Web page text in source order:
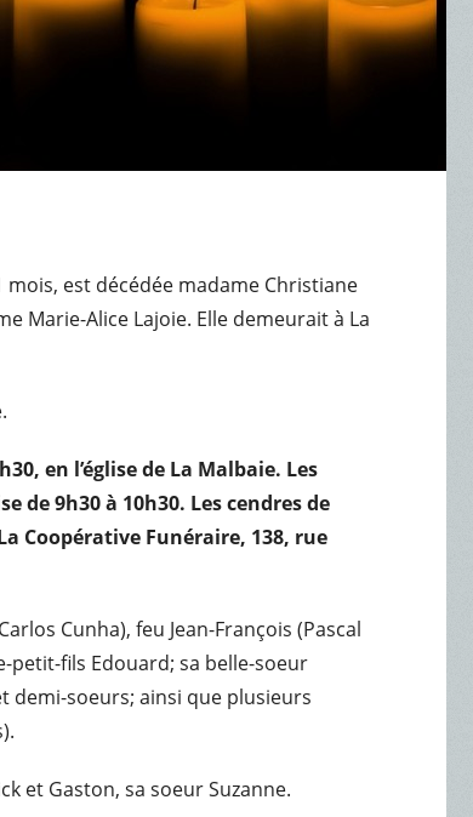
mois, est décédée madame Christiane
Marie-Alice Lajoie. Elle demeurait à La
en l’église de La Malbaie. Les
de 9h30 à 10h30. Les cendres de
Coopérative Funéraire, 138, rue
Cunha), feu Jean-François (Pascal
petit-fils Edouard; sa belle-soeur
demi-soeurs; ainsi que plusieurs
et Gaston, sa soeur Suzanne.